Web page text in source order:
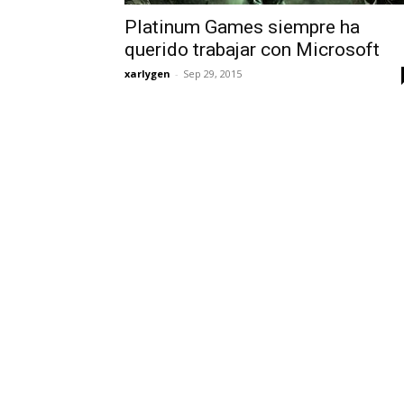
Platinum Games siempre ha
querido trabajar con Microsoft
xarlygen - Sep 29, 2015